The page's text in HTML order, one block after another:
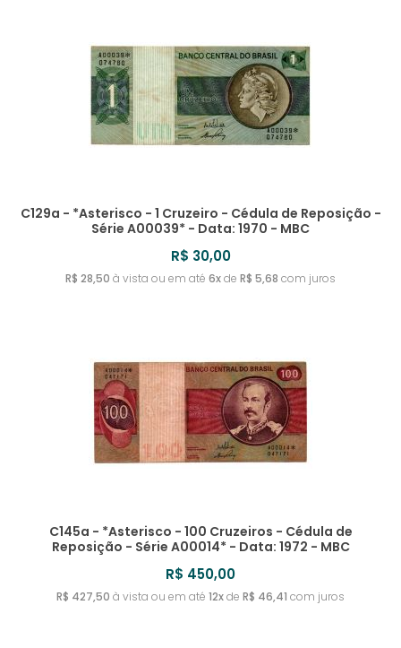
C129a - *Asterisco - 1 Cruzeiro - Cédula de Reposição -
Série A00039* - Data: 1970 - MBC
R$ 30,00
R$ 28,50 à vista ou em até 6xde R$ 5,68 com juros
C145a - *Asterisco - 100 Cruzeiros - Cédula de
Reposição - Série A00014* - Data: 1972 - MBC
R$ 450,00
R$ 427,50 à vista ou em até 12xde R$ 46,41 com juros